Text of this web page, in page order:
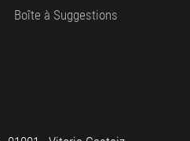
Boîte à Suggestions